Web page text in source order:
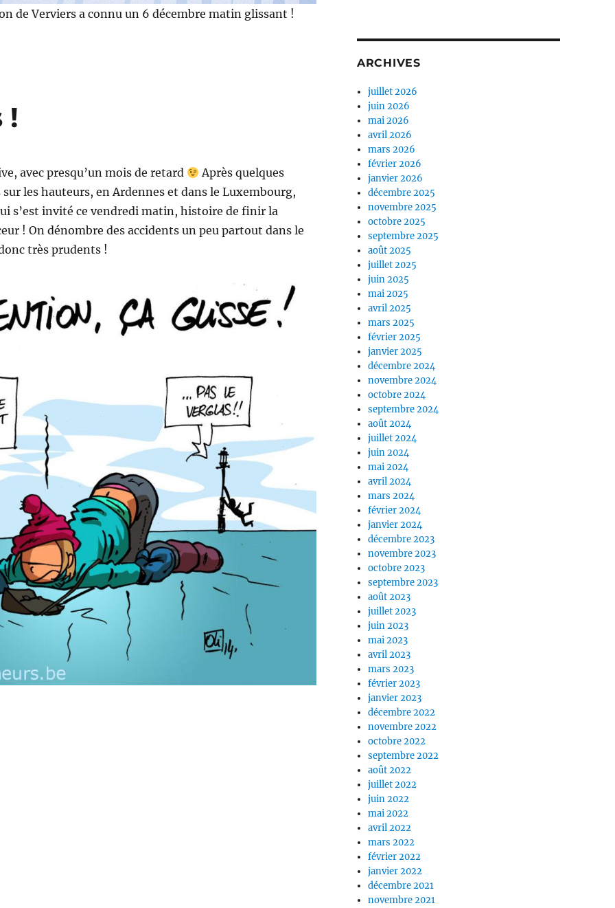
de Verviers a connu un 6 décembre matin glissant !
!
avec presqu’un mois de retard
Après quelques
sur les hauteurs, en Ardennes et dans le Luxembourg,
s’est invité ce vendredi matin, histoire de finir la
! On dénombre des accidents un peu partout dans le
très prudents !
ARCHIVES
juillet 2026
juin 2026
mai 2026
avril 2026
mars 2026
février 2026
janvier 2026
décembre 2025
novembre 2025
octobre 2025
septembre 2025
août 2025
juillet 2025
juin 2025
mai 2025
avril 2025
mars 2025
février 2025
janvier 2025
décembre 2024
novembre 2024
octobre 2024
septembre 2024
août 2024
juillet 2024
juin 2024
mai 2024
avril 2024
mars 2024
février 2024
janvier 2024
décembre 2023
novembre 2023
octobre 2023
septembre 2023
août 2023
juillet 2023
juin 2023
mai 2023
avril 2023
mars 2023
février 2023
janvier 2023
décembre 2022
novembre 2022
octobre 2022
septembre 2022
août 2022
juillet 2022
juin 2022
mai 2022
avril 2022
mars 2022
février 2022
janvier 2022
décembre 2021
novembre 2021